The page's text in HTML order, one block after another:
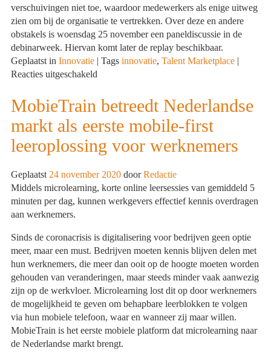
verschuivingen niet toe, waardoor medewerkers als enige uitweg
zien om bij de organisatie te vertrekken. Over deze en andere
obstakels is woensdag 25 november een paneldiscussie in de
debinarweek. Hiervan komt later de replay beschikbaar.
Geplaatst in Innovatie | Tags innovatie,Talent Marketplace |
Reacties uitgeschakeld
concept
Talent
Marketplace
breder
MobieTrain betreedt Nederlandse
markt als eerste mobile-first
leeroplossing voor werknemers
Geplaatst 24 november 2020 door Redactie
Middels microlearning, korte online leersessies van gemiddeld 5
minuten per dag, kunnen werkgevers effectief kennis overdragen
aan werknemers.
Sinds de coronacrisis is digitalisering voor bedrijven geen optie
meer, maar een must. Bedrijven moeten kennis blijven delen met
hun werknemers, die meer dan ooit op de hoogte moeten worden
gehouden van veranderingen, maar steeds minder vaak aanwezig
zijn op de werkvloer. Microlearning lost dit op door werknemers
de mogelijkheid te geven om behapbare leerblokken te volgen
via hun mobiele telefoon, waar en wanneer zij maar willen.
MobieTrain is het eerste mobiele platform dat microlearning naar
de Nederlandse markt brengt.